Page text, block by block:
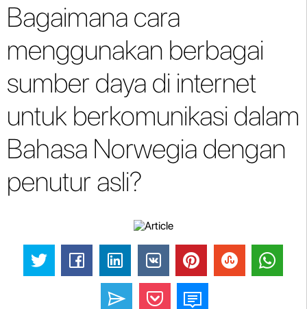
Bagaimana cara
menggunakan berbagai
sumber daya di internet
untuk berkomunikasi dalam
Bahasa Norwegia dengan
penutur asli?